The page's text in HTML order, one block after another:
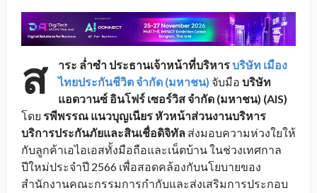
ส าระ ล่ำซำ ประธานเจ้าหน้าที่บริหารบริษัท เมือง
ไทยประกันชีวิต จำกัด (มหาชน) จับมือ บริษัท
แอดวานซ์ อินโฟร์ เซอร์วิส จำกัด (มหาชน) (AIS)
โดย รพีพรรณ แนวบุญเนียร หัวหน้าส่วนงานบริหาร
บริการประกันภัยและสินเชื่อดิจิทัล ส่งมอบความห่วงใยให้
กับลูกค้าเอไอเอสทั้งมือถือและเน็ตบ้าน ในช่วงเทศกาล
ปีใหม่ประจำปี 2566 เพื่อสอดคล้องกับนโยบายของ
สำนักงานคณะกรรมการกำกับและส่งเสริมการประกอบ